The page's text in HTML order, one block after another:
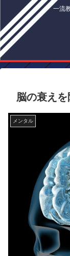
一流
脳の衰えを
メンタル